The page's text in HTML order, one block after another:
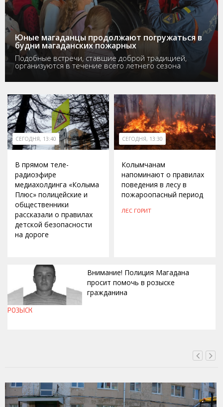
Юные магаданцы продолжают погружаться в
будни магаданских пожарных
Подобные встречи, ставшие доброй традицией,
организуются в течение всего летнего сезона
СЕГОДНЯ, 13:40
В прямом теле-
радиоэфире
медиахолдинга «Колыма
Плюс» полицейские и
общественники
рассказали о правилах
детской безопасности
на дороге
СЕГОДНЯ, 13:30
Колымчанам
напоминают о правилах
поведения в лесу в
пожароопасный период
ЛЕС ГОРИТ
Внимание! Полиция Магадана
просит помочь в розыске
гражданина
РОЗЫСК